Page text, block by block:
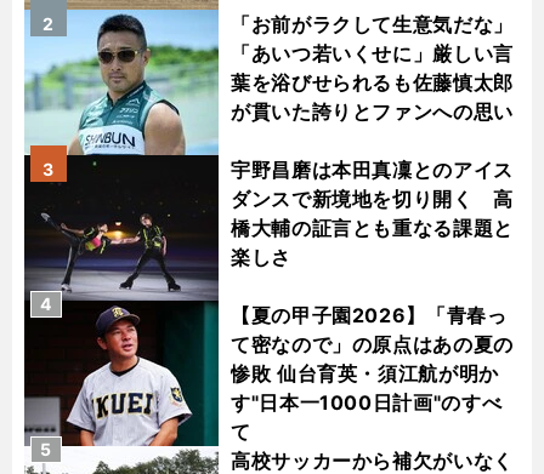
「お前がラクして生意気だな」
「あいつ若いくせに」厳しい言
葉を浴びせられるも佐藤慎太郎
が貫いた誇りとファンへの思い
2
宇野昌磨は本田真凜とのアイス
ダンスで新境地を切り開く 高
橋大輔の証言とも重なる課題と
楽しさ
3
【夏の甲子園2026】「青春っ
て密なので」の原点はあの夏の
惨敗 仙台育英・須江航が明か
す"日本一1000日計画"のすべ
て
4
高校サッカーから補欠がいなく
5